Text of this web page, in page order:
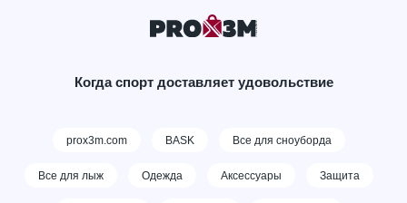
Когда спорт доставляет удовольствие
prox3m.com BASK Все для сноуборда
Все для лыж Одежда Аксессуары Защита